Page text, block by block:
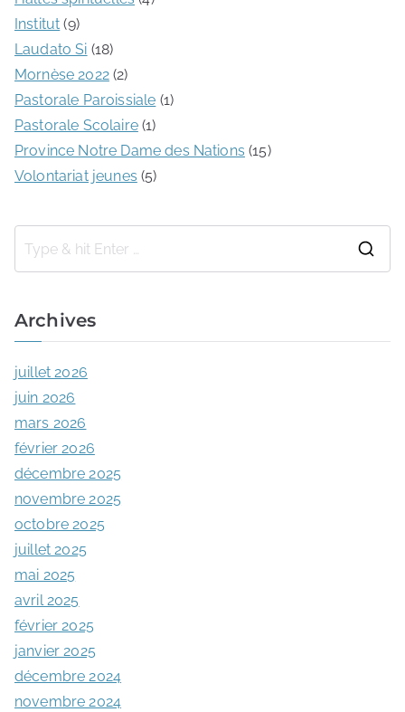
Institut (9)
Laudato Si (18)
Mornèse 2022(2)
Pastorale Paroissiale (1)
Pastorale Scolaire(1)
Province Notre Dame des Nations (15)
Volontariat jeunes (5)
Archives
juillet 2026
juin 2026
mars 2026
février 2026
décembre 2025
novembre 2025
octobre 2025
juillet 2025
mai 2025
avril 2025
février 2025
janvier 2025
décembre 2024
novembre 2024